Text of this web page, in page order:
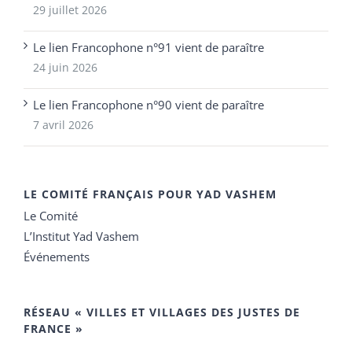
29 juillet 2026
Le lien Francophone n°91 vient de paraître
24 juin 2026
Le lien Francophone n°90 vient de paraître
7 avril 2026
LE COMITÉ FRANÇAIS POUR YAD VASHEM
Le Comité
L’Institut Yad Vashem
Événements
RÉSEAU « VILLES ET VILLAGES DES JUSTES DE
FRANCE »